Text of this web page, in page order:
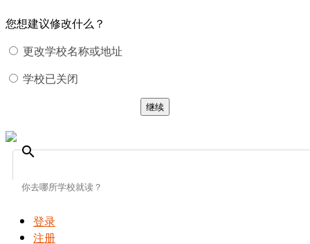
您想建议修改什么？
更改学校名称或地址
学校已关闭
继续
search
登录
注册